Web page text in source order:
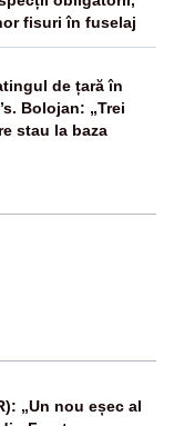
fisuri în fuselaj
de țară în
Bolojan: „Trei
stau la baza
„Un nou eșec al